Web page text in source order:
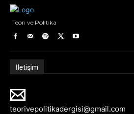
Teori ve Politika
İletişim
teorivepolitikadergisi@gmail.com